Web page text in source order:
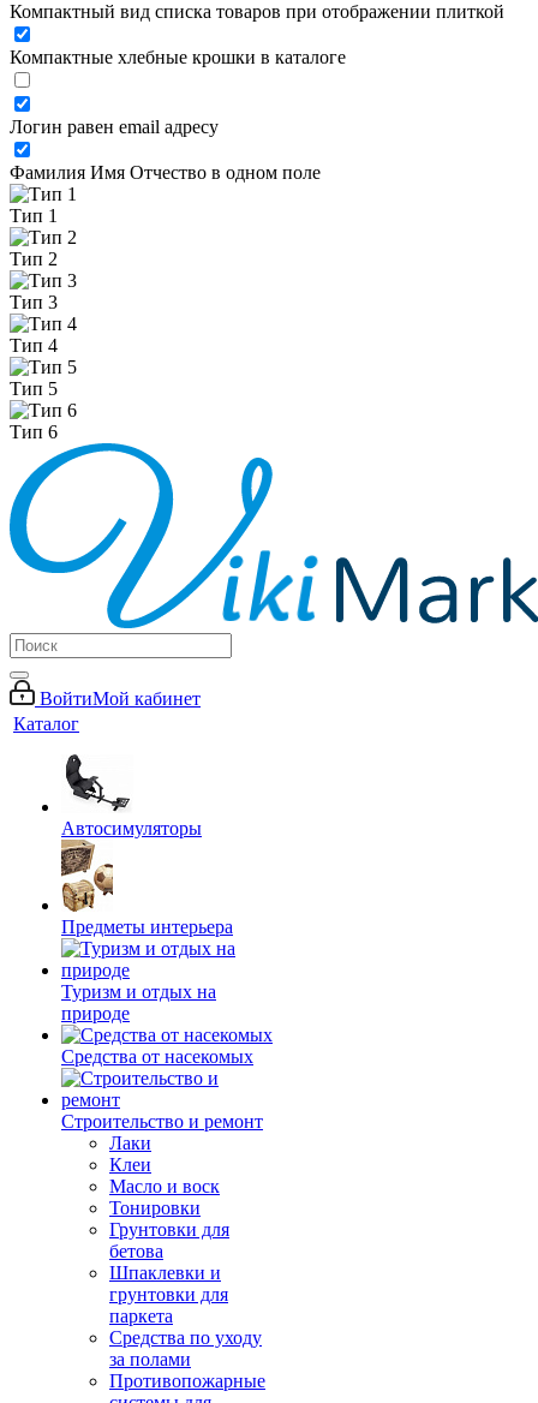
Компактный вид списка товаров при отображении плиткой
Компактные хлебные крошки в каталоге
Логин равен email адресу
Фамилия Имя Отчество в одном поле
Тип 1
Тип 2
Тип 3
Тип 4
Тип 5
Тип 6
ВойтиМой кабинет
Каталог
Автосимуляторы
Предметы интерьера
Туризм и отдых на
природе
Средства от насекомых
Строительство и ремонт
Лаки
Клеи
Масло и воск
Тонировки
Грунтовки для
бетова
Шпаклевки и
грунтовки для
паркета
Средства по уходу
за полами
Противопожарные